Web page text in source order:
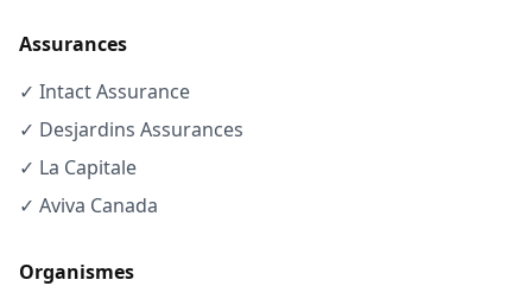
Assurances
✓ Intact Assurance
✓ Desjardins Assurances
✓ La Capitale
✓ Aviva Canada
Organismes